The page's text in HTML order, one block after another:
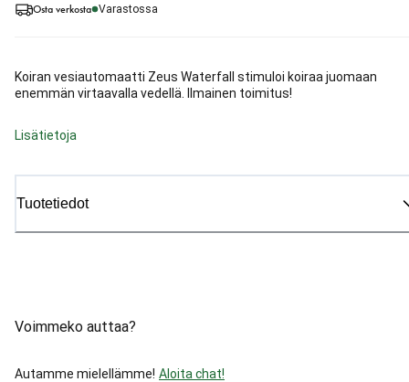
Osta verkosta Varastossa
Koiran vesiautomaatti Zeus Waterfall stimuloi koiraa juomaan
enemmän virtaavalla vedellä. Ilmainen toimitus!
Lisätietoja
Tuotetiedot
Voimmeko auttaa?
Autamme mielellämme! Aloita chat!